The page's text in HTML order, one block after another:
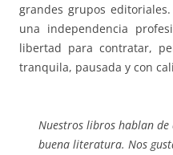
grandes grupos
una independencia
libertad para contratar,
tranquila, pausada y con
Nuestros libros hablan
buena literatura. Nos